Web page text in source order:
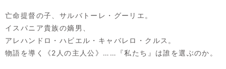
亡命提督の子、サルバトーレ・グーリエ。
イスパニア貴族の嫡男、
アレハンドロ・ハビエル・キャバレロ・クルス。
物語を導く《2人の主人公》……『私たち』は誰を選ぶのか。